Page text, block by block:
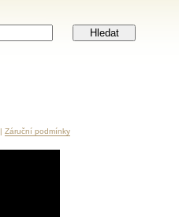
Hledat
| Záruční podmínky